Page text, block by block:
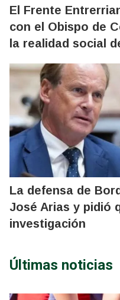
El Frente
con el Obispo de
la realidad social
La defensa de
José Arias y pidió
investigación
Últimas noticias